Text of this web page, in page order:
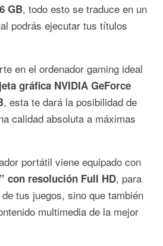
GB, todo esto se traduce en un
podrás ejecutar tus títulos
en el ordenador gaming ideal
gráfica NVIDIA GeForce
, esta te dará la posibilidad de
calidad absoluta a máximas
portátil viene equipado con
con resolución Full HD, para
tus juegos, sino que también
multimedia de la mejor